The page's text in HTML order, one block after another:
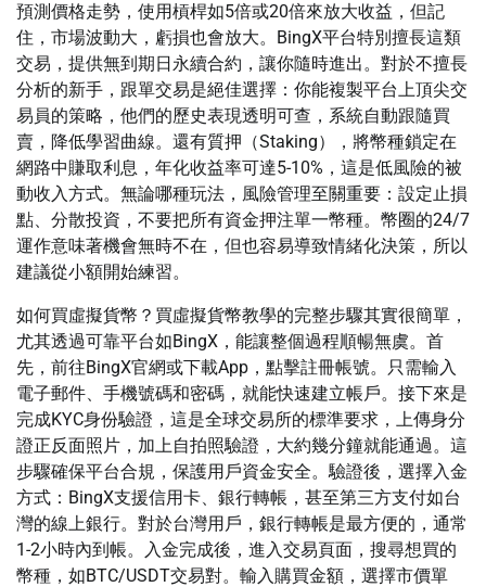
預測價格走勢，使用槓桿如5倍或20倍來放大收益，但記
住，市場波動大，虧損也會放大。BingX平台特別擅長這類
交易，提供無到期日永續合約，讓你隨時進出。對於不擅長
分析的新手，跟單交易是絕佳選擇：你能複製平台上頂尖交
易員的策略，他們的歷史表現透明可查，系統自動跟隨買
賣，降低學習曲線。還有質押（Staking），將幣種鎖定在
網路中賺取利息，年化收益率可達5-10%，這是低風險的被
動收入方式。無論哪種玩法，風險管理至關重要：設定止損
點、分散投資，不要把所有資金押注單一幣種。幣圈的24/7
運作意味著機會無時不在，但也容易導致情緒化決策，所以
建議從小額開始練習。
如何買虛擬貨幣？買虛擬貨幣教學的完整步驟其實很簡單，
尤其透過可靠平台如BingX，能讓整個過程順暢無虞。首
先，前往BingX官網或下載App，點擊註冊帳號。只需輸入
電子郵件、手機號碼和密碼，就能快速建立帳戶。接下來是
完成KYC身份驗證，這是全球交易所的標準要求，上傳身分
證正反面照片，加上自拍照驗證，大約幾分鐘就能通過。這
步驟確保平台合規，保護用戶資金安全。驗證後，選擇入金
方式：BingX支援信用卡、銀行轉帳，甚至第三方支付如台
灣的線上銀行。對於台灣用戶，銀行轉帳是最方便的，通常
1-2小時內到帳。入金完成後，進入交易頁面，搜尋想買的
幣種，如BTC/USDT交易對。輸入購買金額，選擇市價單